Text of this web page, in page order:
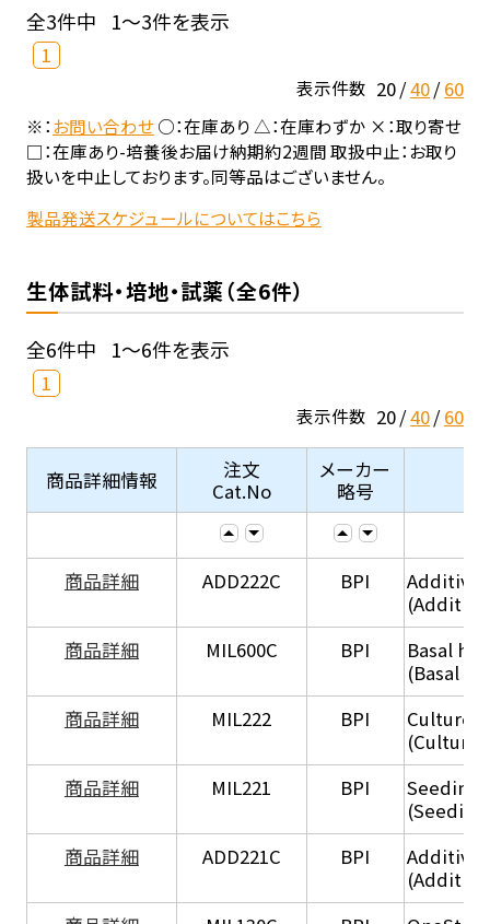
全3件中 1～3件を表示
1
表示件数 20 40 60
※：お問い合わせ○：在庫あり △：在庫わずか ×：取り寄せ
□：在庫あり-培養後お届け納期約2週間 取扱中止：お取り
扱いを中止しております。同等品はございません。
製品発送スケジュールについてはこちら
生体試料・培地・試薬（全6件）
全6件中 1～6件を表示
1
表示件数 20 40 60
商品詳細情報
注文
Cat.No
メーカー
略号
商品詳細 ADD222C BPI
商品詳細
MIL600C BPI
Basal
(Basal
商品詳細
MIL222 BPI
Culture
(Culture
商品詳細
MIL221 BPI
Seeding
商品詳細
ADD221C BPI